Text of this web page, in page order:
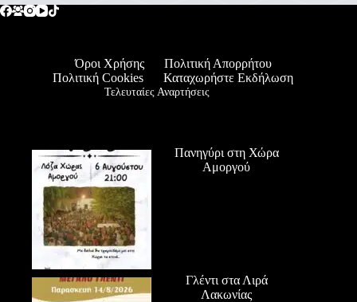
Όροι Χρήσης
Πολιτική Απορρήτου
Πολιτική Cookies
Καταχωρήστε Εκδήλωση
Τελευταίες Αναρτήσεις
Πανηγύρι στη Χώρα
Αμοργού
Γλέντι στα Λιρά
Λακωνίας